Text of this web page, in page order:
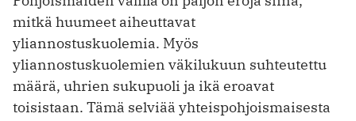
mitkä huumeet aiheuttavat
yliannostuskuolemia. Myös
yliannostuskuolemien väkilukuun suhteutettu
määrä, uhrien sukupuoli ja ikä eroavat
toisistaan. Tämä selviää yhteispohjoismaisesta